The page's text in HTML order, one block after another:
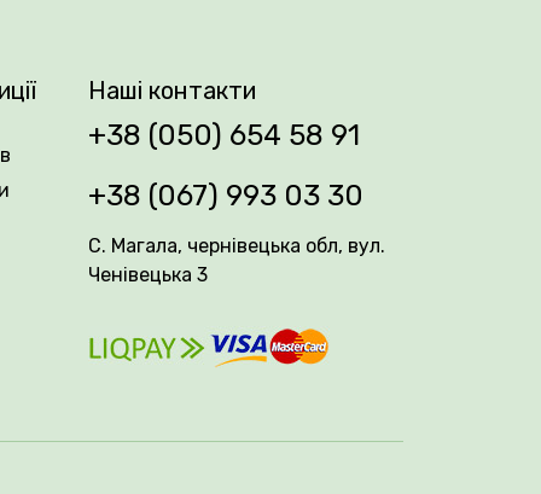
Наші контакти
+38 (050) 654 58 91
+38 (067) 993 03 30
С. Магала, чернівецька обл, вул.
Ченівецька 3